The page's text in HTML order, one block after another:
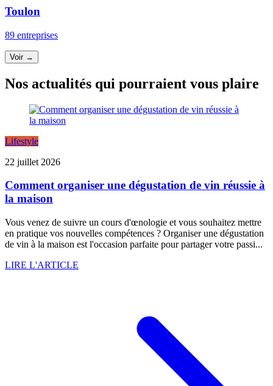
Toulon
89 entreprises
Voir →
Nos actualités qui pourraient vous plaire
Lifestyle
22 juillet 2026
Comment organiser une dégustation de vin réussie à
la maison
Vous venez de suivre un cours d'œnologie et vous souhaitez mettre
en pratique vos nouvelles compétences ? Organiser une dégustation
de vin à la maison est l'occasion parfaite pour partager votre passi...
LIRE L'ARTICLE